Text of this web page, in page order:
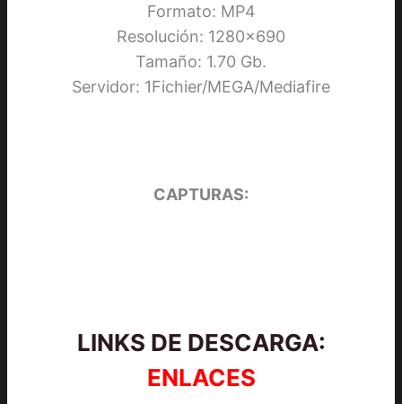
Formato: MP4
Resolución: 1280×690
Tamaño: 1.70 Gb.
Servidor: 1Fichier/MEGA/Mediafire
CAPTURAS:
LINKS DE DESCARGA:
ENLACES